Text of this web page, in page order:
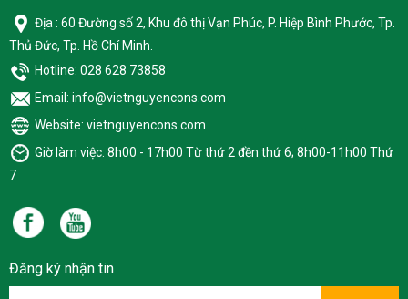
Địa : 60 Đường số 2, Khu đô thị Vạn Phúc, P. Hiệp Bình Phước, Tp.
Thủ Đức, Tp. Hồ Chí Minh.
Hotline: 028 628 73858
Email: info@vietnguyencons.com
Website: vietnguyencons.com
Giờ làm việc: 8h00 - 17h00 Từ thứ 2 đền thứ 6; 8h00-11h00 Thứ
7
Đăng ký nhận tin